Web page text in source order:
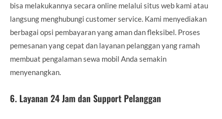
bisa melakukannya secara online melalui situs web kami atau
langsung menghubungi customer service. Kami menyediakan
berbagai opsi pembayaran yang aman dan fleksibel. Proses
pemesanan yang cepat dan layanan pelanggan yang ramah
membuat pengalaman sewa mobil Anda semakin
menyenangkan.
6. Layanan 24 Jam dan Support Pelanggan